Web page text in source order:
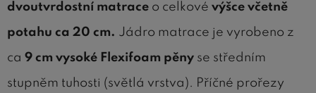
dvoutvrdostní matrace o celkové výšce včetně
potahu ca 20 cm. Jádro matrace je vyrobeno z
ca 9 cm vysoké Flexifoam pěny se středním
stupněm tuhosti (světlá vrstva). Příčné prořezy